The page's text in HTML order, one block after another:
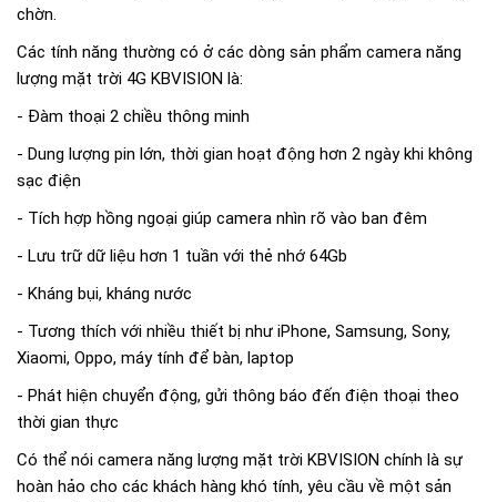
chờn.
Các tính năng thường có ở các dòng sản phẩm camera năng
lượng mặt trời 4G KBVISION là:
- Đàm thoại 2 chiều thông minh
- Dung lượng pin lớn, thời gian hoạt động hơn 2 ngày khi không
sạc điện
- Tích hợp hồng ngoại giúp camera nhìn rõ vào ban đêm
- Lưu trữ dữ liệu hơn 1 tuần với thẻ nhớ 64Gb
- Kháng bụi, kháng nước
- Tương thích với nhiều thiết bị như iPhone, Samsung, Sony,
Xiaomi, Oppo, máy tính để bàn, laptop
- Phát hiện chuyển động, gửi thông báo đến điện thoại theo
thời gian thực
Có thể nói camera năng lượng mặt trời KBVISION chính là sự
hoàn hảo cho các khách hàng khó tính, yêu cầu về một sản